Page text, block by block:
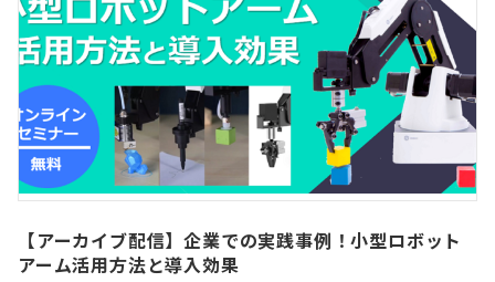
【アーカイブ配信】企業での実践事例！小型ロボット
アーム活用方法と導入効果